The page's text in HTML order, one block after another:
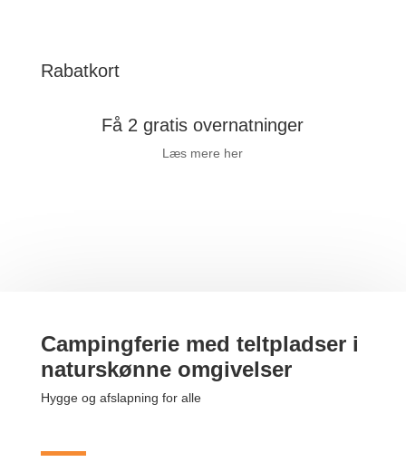
Rabatkort
Få 2 gratis overnatninger
Læs mere her
Campingferie med teltpladser i
naturskønne omgivelser
Hygge og afslapning for alle